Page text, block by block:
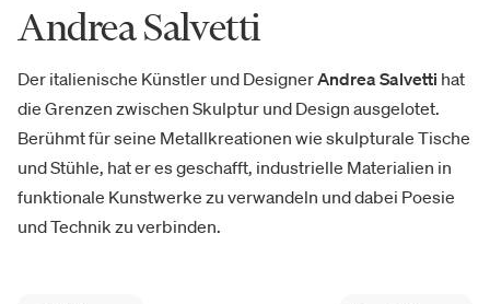
Andrea Salvetti
Der italienische Künstler und DesignerAndrea Salvetti hat
die Grenzen zwischen Skulptur und Design ausgelotet.
Berühmt für seine Metallkreationen wie skulpturale Tische
und Stühle, hat er es geschafft, industrielle Materialien in
funktionale Kunstwerke zu verwandeln und dabei Poesie
und Technik zu verbinden.